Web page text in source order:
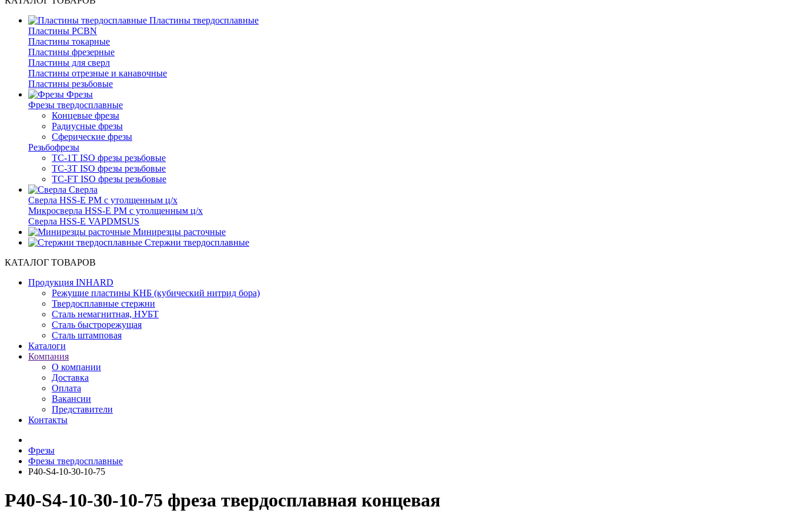
Пластины твердосплавные
Пластины PCBN
Пластины токарные
Пластины фрезерные
Пластины для сверл
Пластины отрезные и канавочные
Пластины резьбовые
Фрезы
Фрезы твердосплавные
Концевые фрезы
Радиусные фрезы
Сферические фрезы
Резьбофрезы
TC-1T ISO фрезы резьбовые
TC-3T ISO фрезы резьбовые
TC-FT ISO фрезы резьбовые
Сверла
Cверла HSS-E PM c утолщенным ц/х
Микросверла HSS-E PM c утолщенным ц/х
Сверла HSS-E VAPDMSUS
Минирезцы расточные
Cтержни твердосплавные
КАТАЛОГ ТОВАРОВ
Продукция INHARD
Режущие пластины КНБ (кубический нитрид бора)
Твердосплавные стержни
Сталь немагнитная, НУБТ
Сталь быстрорежущая
Сталь штамповая
Каталоги
Компания
О компании
Доставка
Оплата
Вакансии
Представители
Контакты
Фрезы
Фрезы твердосплавные
P40-S4-10-30-10-75
P40-S4-10-30-10-75 фреза твердосплавная концевая